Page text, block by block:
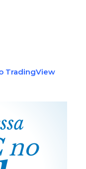
TradingView